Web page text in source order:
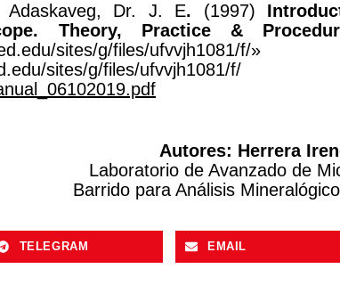
Adaskaveg, Dr. J. E. (1997)
Theory, Practice &
sites/g/files/
sites/g/files/ufvvjh1081/f/
Autores: Herrera
Laboratorio de Avanzado de
Barrido para Análisis
TELEGRAM EMAIL